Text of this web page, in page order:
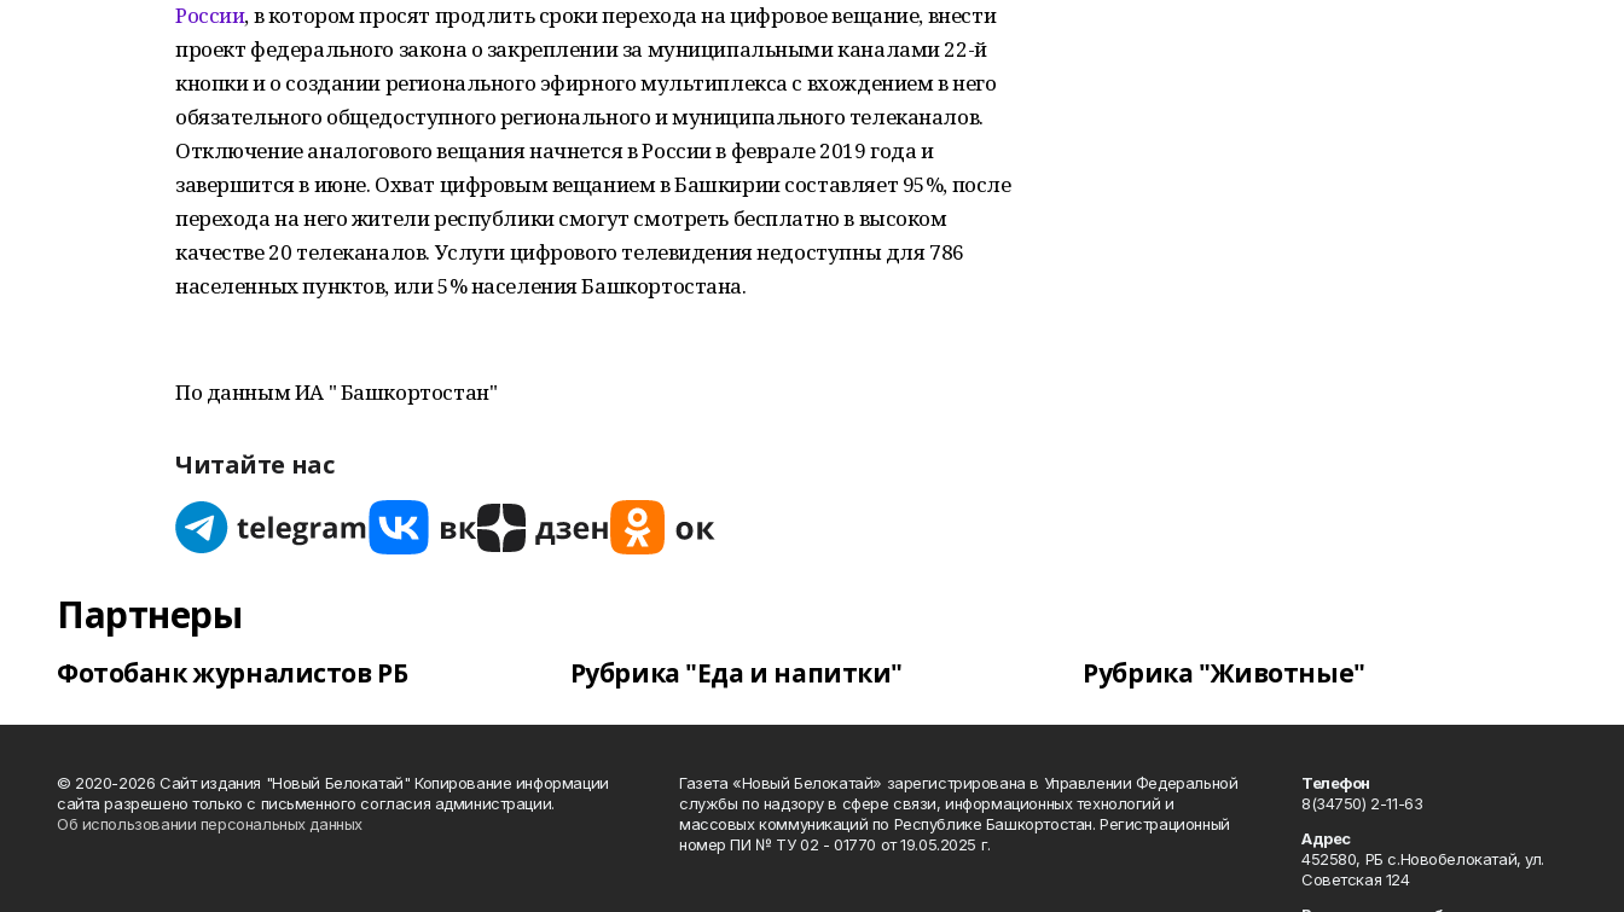
России, в котором просят продлить сроки перехода на цифровое вещание, внести
проект федерального закона о закреплении за муниципальными каналами 22-й
кнопки и о создании регионального эфирного мультиплекса с вхождением в него
обязательного общедоступного регионального и муниципального телеканалов.
Отключение аналогового вещания начнется в России в феврале 2019 года и
завершится в июне. Охват цифровым вещанием в Башкирии составляет 95%, после
перехода на него жители республики смогут смотреть бесплатно в высоком
качестве 20 телеканалов. Услуги цифрового телевидения недоступны для 786
населенных пунктов, или 5% населения Башкортостана.
По данным ИА " Башкортостан"
Читайте нас
Партнеры
Фотобанк журналистов РБ Рубрика "Еда и напитки" Рубрика "Животные"
© 2020-2026 Сайт издания "Новый Белокатай" Копирование информации
сайта разрешено только с письменного согласия администрации.
Об использовании персональных данных
Газета «Новый Белокатай» зарегистрирована в Управлении Федеральной
службы по надзору в сфере связи, информационных технологий и
массовых коммуникаций по Республике Башкортостан. Регистрационный
номер ПИ № ТУ 02 - 01770 от 19.05.2025 г.
Телефон
8(34750) 2-11-63
Адрес
452580, РБ с.Новобелокатай, ул.
Советская 124